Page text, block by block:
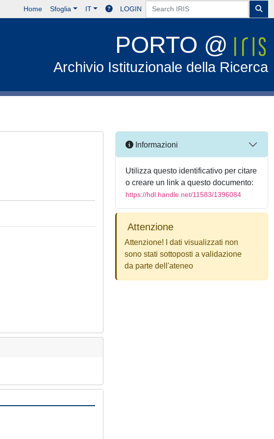
Home Sfoglia IT LOGIN
PORTO @
Archivio Istituzionale della Ricerca
Informazioni
Utilizza questo identificativo per citare
o creare un link a questo documento:
https://hdl.handle.net/11583/1396084
Attenzione
Attenzione! I dati visualizzati non
sono stati sottoposti a validazione
da parte dell'ateneo